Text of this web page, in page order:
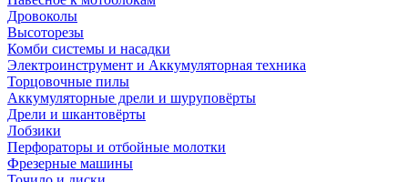
Дровоколы
Высоторезы
Комби системы и насадки
Электроинструмент и Аккумуляторная техника
Торцовочные пилы
Аккумуляторные дрели и шуруповёрты
Дрели и шкантовёрты
Лобзики
Перфораторы и отбойные молотки
Фрезерные машины